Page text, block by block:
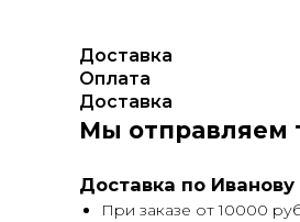
Доставка
Оплата
Доставка
Мы отправляем
Доставка по Иванову
При заказе от 10000